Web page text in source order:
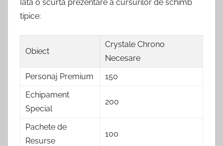
Iată o scurtă prezentare a cursurilor de schimb
tipice:
Obiect
Crystale Chrono
Necesare
Personaj Premium
150
Echipament
Special
200
Pachete de
Resurse
100